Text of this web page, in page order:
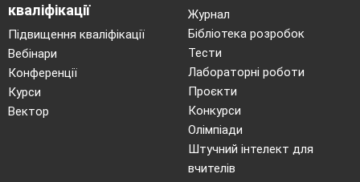
(Слово журі).
Ведучий. Раунд 3. Залишилося 6 гравців.
Цей раунд буде коротший за попередній.
Ми забираємо у вас 10 секунд. І ми
почнемо з найсильнішої ланки минулого
раунду. І це Ви,___________.
Граємо в «Слабку ланку»!
кваліфікації
Підвищення кваліфікації
Вебінари
Конференції
Курси
Вектор
Журнал
Бібліотека розробок
Тести
Лабораторні роботи
Проєкти
Конкурси
Олімпіади
Штучний інтелект для
вчителів